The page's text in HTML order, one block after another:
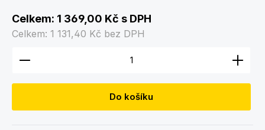
Celkem: 1 369,00 Kč s DPH
Celkem: 1 131,40 Kč bez DPH
Množství produktu: Zadejte požadované
Do košíku